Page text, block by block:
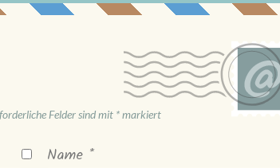
Felder sind mit *markiert
Name *